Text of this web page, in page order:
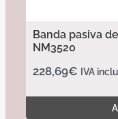
Banda pasiva
NM3520
228,69€ IVA